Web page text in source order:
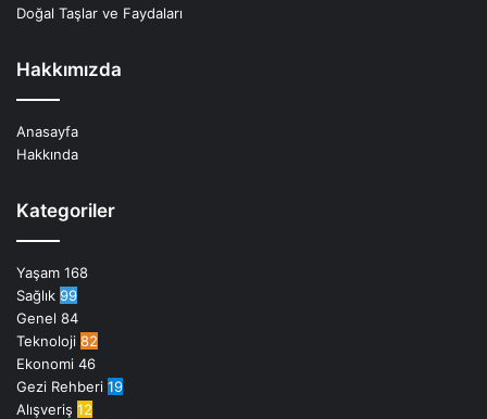
Doğal Taşlar ve Faydaları
Hakkımızda
Anasayfa
Hakkında
Kategoriler
Yaşam 168
Sağlık 99
Genel 84
Teknoloji 82
Ekonomi 46
Gezi Rehberi 19
Alışveriş 12